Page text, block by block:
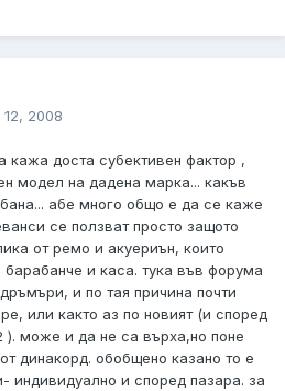
2008
кажа доста субективен фактор ,
модел на дадена марка... какъв
абе много общо е да се каже
се ползват просто защото
от ремо и акуериън, които
и каса. тука във форума
и по тая причина почти
или както аз по новият (и според
може и да не са върха,но поне
динакорд. обобщено казано то е
индивидуално и според пазара. за